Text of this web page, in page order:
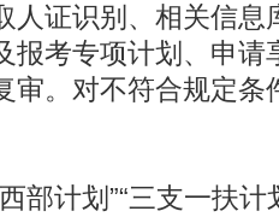
人证识别、相关信息
报考专项计划、申请
审。对不符合规定条
部计划”“三支一扶计